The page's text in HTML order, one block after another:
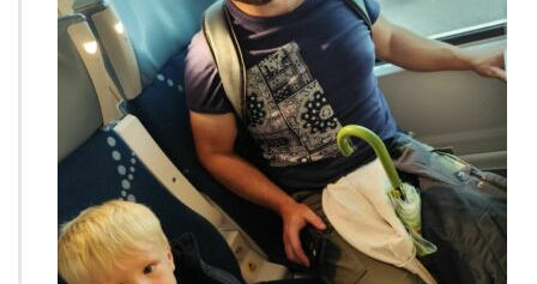
2
0
2
5
5
2
0
-
W
A
0